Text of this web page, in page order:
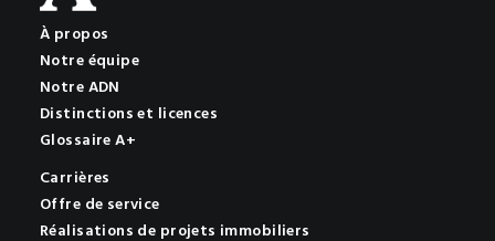
À propos
Notre équipe
Notre ADN
Distinctions et licences
Glossaire A+
Carrières
Offre de service
Réalisations de projets immobiliers